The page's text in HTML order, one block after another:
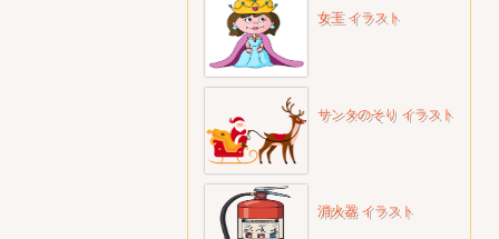
女王 イラスト
サンタのそり イラスト
消火器 イラスト